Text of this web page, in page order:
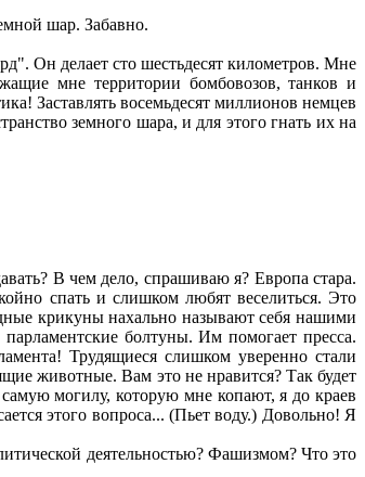
шар. Забавно.
Он делает сто шестьдесят километров. Мне
мне территории бомбовозов, танков и
Заставлять восемьдесят миллионов немцев
земного шара, и для этого гнать их на
В чем дело, спрашиваю я? Европа стара.
спать и слишком любят веселиться. Это
крикуны нахально называют себя нашими
болтуны. Им помогает пресса.
Трудящиеся слишком уверенно стали
животные. Вам это не нравится? Так будет
могилу, которую мне копают, я до краев
этого вопроса... (Пьет воду.) Довольно! Я
деятельностью? Фашизмом? Что это